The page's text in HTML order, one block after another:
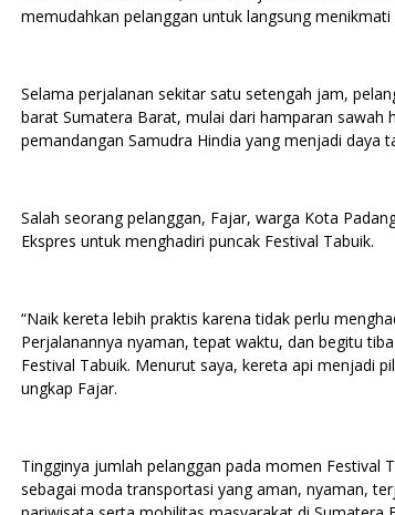
memudahkan pelanggan untuk langsung menikmati
Selama perjalanan sekitar satu setengah jam,
barat Sumatera Barat, mulai dari hamparan sawah
pemandangan Samudra Hindia yang menjadi daya
Salah seorang pelanggan, Fajar, warga Kota
Ekspres untuk menghadiri puncak Festival Tabuik.
“Naik kereta lebih praktis karena tidak perlu
Perjalanannya nyaman, tepat waktu, dan begitu
Festival Tabuik. Menurut saya, kereta api menjadi
ungkap Fajar.
Tingginya jumlah pelanggan pada momen Festival
sebagai moda transportasi yang aman, nyaman,